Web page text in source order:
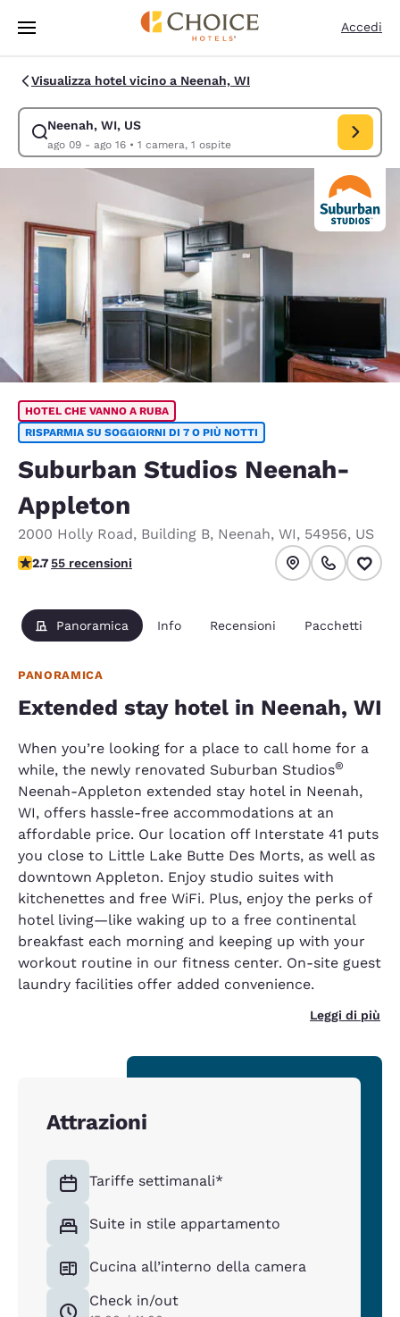
Vai A Contenuto Principale
Accedi
Visualizza hotel vicino a Neenah, WI
Neenah, WI, US
ago 09 - ago 16• 1 camera, 1 ospite
Modifica la ricerca per Neenah, WI, US. Data di check-in ago 09, data
HOTEL CHE VANNO A RUBA
RISPARMIA SU SOGGIORNI DI 7 O PIÙ NOTTI
Suburban Studios Neenah-
Appleton
2000 Holly Road, Building B, Neenah, WI, 54956, US
Valutazione di 2.71 stelle. Discreto.
2.755 recensioni
Panoramica Info Recensioni Pacchetti
PANORAMICA
Extended stay hotel in Neenah, WI
When you’re looking for a place to call home for a
while, the newly renovated Suburban Studios®
Neenah-Appleton extended stay hotel in Neenah,
WI, offers hassle-free accommodations at an
affordable price. Our location off Interstate 41 puts
you close to Little Lake Butte Des Morts, as well as
downtown Appleton. Enjoy studio suites with
kitchenettes and free WiFi. Plus, enjoy the perks of
hotel living—like waking up to a free continental
breakfast each morning and keeping up with your
workout routine in our fitness center. On-site guest
laundry facilities offer added convenience.
Leggi di più
Attrazioni
Tariffe settimanali*
Suite in stile appartamento
Cucina all’interno della camera
Check in/out